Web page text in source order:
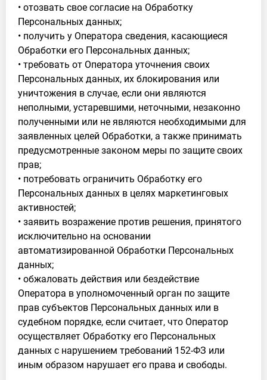
• отозвать свое согласие на Обработку
Персональных данных;
• получить у Оператора сведения, касающиеся
Обработки его Персональных данных;
• требовать от Оператора уточнения своих
Персональных данных, их блокирования или
уничтожения в случае, если они являются
неполными, устаревшими, неточными, незаконно
полученными или не являются необходимыми для
заявленных целей Обработки, а также принимать
предусмотренные законом меры по защите своих
прав;
• потребовать ограничить Обработку его
Персональных данных в целях маркетинговых
активностей;
• заявить возражение против решения, принятого
исключительно на основании
автоматизированной Обработки Персональных
данных;
• обжаловать действия или бездействие
Оператора в уполномоченный орган по защите
прав субъектов Персональных данных или в
судебном порядке, если считает, что Оператор
осуществляет Обработку его Персональных
данных с нарушением требований 152-ФЗ или
иным образом нарушает его права и свободы.